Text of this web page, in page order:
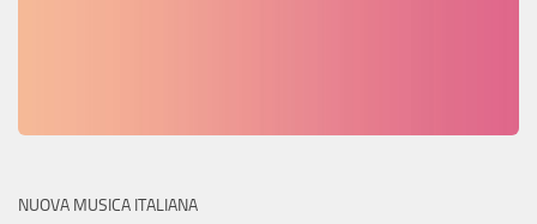
NUOVA MUSICA ITALIANA